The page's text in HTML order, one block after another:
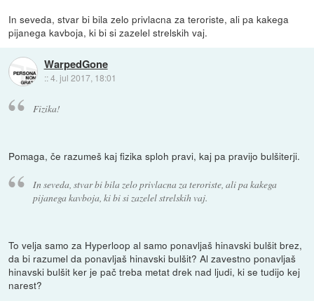
In seveda, stvar bi bila zelo privlacna za teroriste, ali pa kakega
pijanega kavboja, ki bi si zazelel strelskih vaj.
WarpedGone
::4. jul 2017, 18:01
Fizika!
Pomaga, če razumeš kaj fizika sploh pravi, kaj pa pravijo bulšiterji.
In seveda, stvar bi bila zelo privlacna za teroriste, ali pa kakega
pijanega kavboja, ki bi si zazelel strelskih vaj.
To velja samo za Hyperloop al samo ponavljaš hinavski bulšit brez,
da bi razumel da ponavljaš hinavski bulšit? Al zavestno ponavljaš
hinavski bulšit ker je pač treba metat drek nad ljudi, ki se tudijo kej
narest?